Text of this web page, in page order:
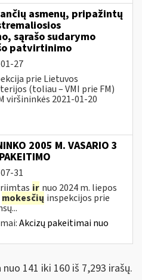
asmenų, pripažintų
sąrašo sudarymo
patvirtinimo
27
prie Lietuvos
(toliau – VMI prie FM)
viršininkės 2021-01-20
2005 M. VASARIO 3
31
ir nuo 2024 m. liepos
mokesčių inspekcijos prie
Akcizų pakeitimai nuo
141 iki 160 iš 7,293 irašų.